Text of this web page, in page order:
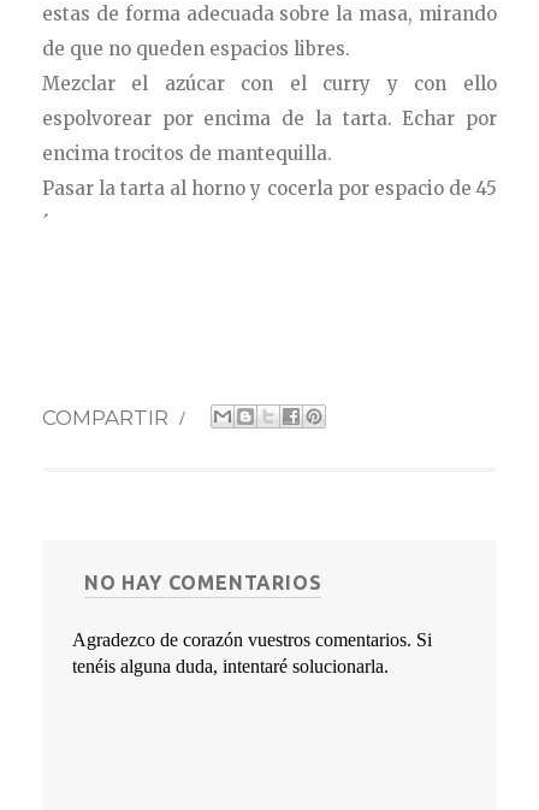
estas de forma adecuada sobre la masa, mirando
de que no queden espacios libres.
Mezclar el azúcar con el curry y con ello
espolvorear por encima de la tarta. Echar por
encima trocitos de mantequilla.
Pasar la tarta al horno y cocerla por espacio de 45
´
COMPARTIR /
NO HAY COMENTARIOS
Agradezco de corazón vuestros comentarios. Si
tenéis alguna duda, intentaré solucionarla.